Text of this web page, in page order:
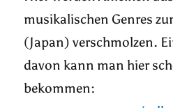
musikalischen Genres
(Japan) verschmolzen.
davon kann man hier
bekommen: